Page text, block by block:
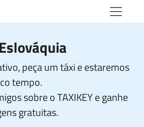
peça um táxi e estaremos
tempo.
sobre o TAXIKEY e ganhe
gratuitas.